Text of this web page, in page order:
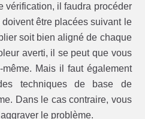
vérification, il faudra procéder
être placées suivant le
soit bien aligné de chaque
averti, il se peut que vous
Mais il faut également
techniques de base de
Dans le cas contraire, vous
le problème.